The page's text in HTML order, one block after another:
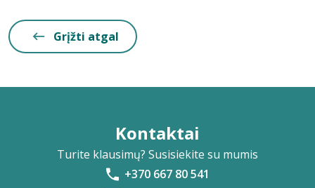
Grįžti atgal
Kontaktai
Turite klausimų? Susisiekite su mumis
+370 667 80 541